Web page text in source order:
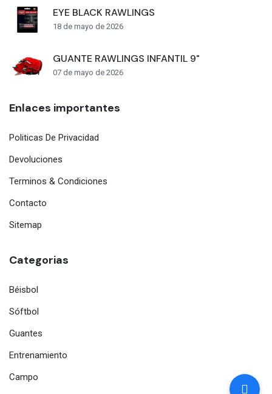
EYE BLACK RAWLINGS
18 de mayo de 2026
GUANTE RAWLINGS INFANTIL 9"
07 de mayo de 2026
Enlaces importantes
Politicas De Privacidad
Devoluciones
Terminos & Condiciones
Contacto
Sitemap
Categorias
Béisbol
Sóftbol
Guantes
Entrenamiento
Campo